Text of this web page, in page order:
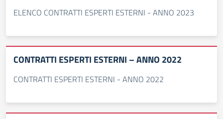
ELENCO CONTRATTI ESPERTI ESTERNI - ANNO 2023
CONTRATTI ESPERTI ESTERNI – ANNO 2022
CONTRATTI ESPERTI ESTERNI - ANNO 2022